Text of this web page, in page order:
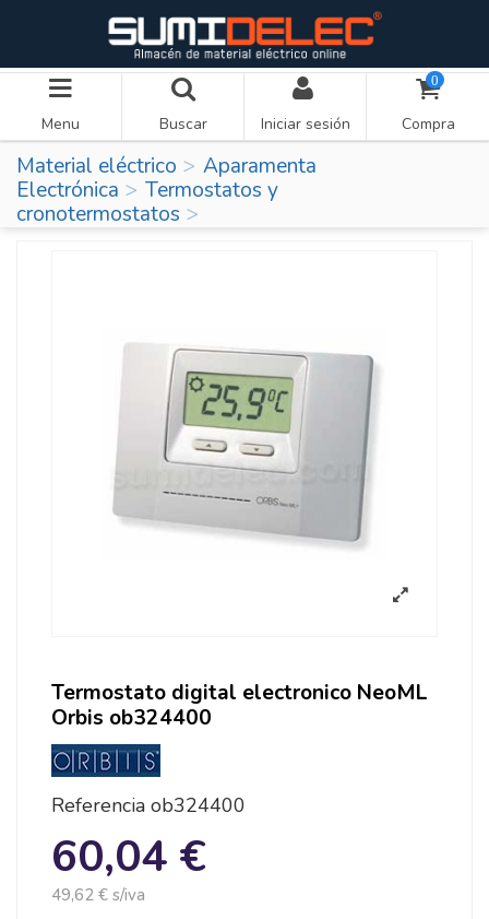
Menu Buscar Iniciar sesión
0
Compra
Material eléctrico
Aparamenta
Electrónica
Termostatos y
cronotermostatos
Termostato digital electronico NeoML
Orbis ob324400
Referencia ob324400
60,04 €
49,62 € s/iva